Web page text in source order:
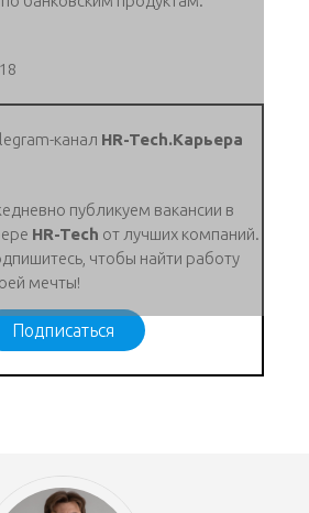
18
канал HR-Tech.Карьера
публикуем вакансии в
HR-Tech от лучших компаний.
чтобы найти работу
мечты!
Подписаться